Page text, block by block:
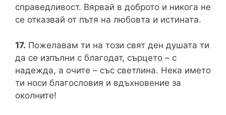
справедливост. Вярвай в доброто и никога не
се отказвай от пътя на любовта и истината.
17. Пожелавам ти на този свят ден душата ти
да се изпълни с благодат, сърцето – с
надежда, а очите – със светлина. Нека името
ти носи благословия и вдъхновение за
околните!